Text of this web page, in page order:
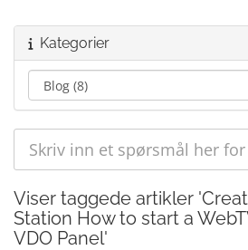
Kategorier
Viser taggede artikler
Station How to start a
VDO Panel'